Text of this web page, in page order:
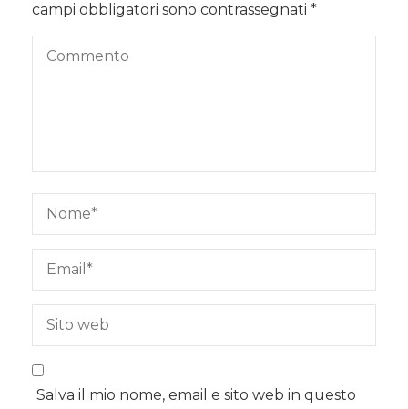
campi obbligatori sono contrassegnati *
Salva il mio nome, email e sito web in questo